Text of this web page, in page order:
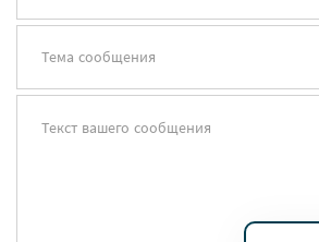
Тема сообщения
Текст вашего сообщения